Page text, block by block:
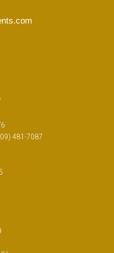
481-7087